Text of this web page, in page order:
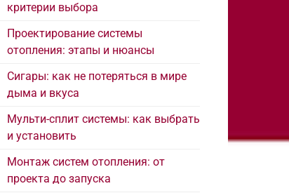
критерии выбора
Проектирование системы
отопления: этапы и нюансы
Сигары: как не потеряться в мире
дыма и вкуса
Мульти-сплит системы: как выбрать
и установить
Монтаж систем отопления: от
проекта до запуска